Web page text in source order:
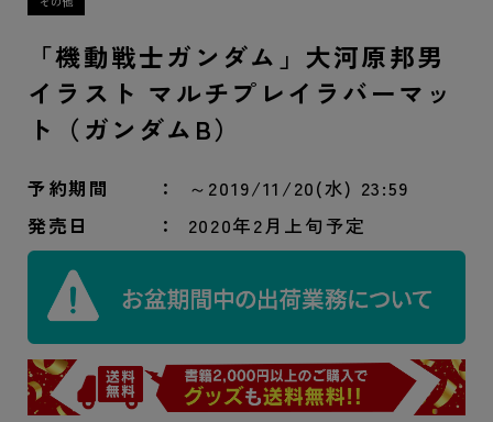
「機動戦士ガンダム」大河原邦男
イラスト マルチプレイラバーマッ
ト（ガンダムB）
予約期間
～2019/11/20(水) 23:59
発売日
2020年2月上旬予定